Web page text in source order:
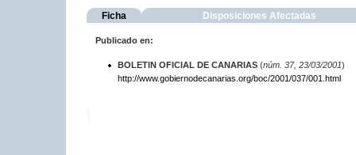
Ficha Disposiciones Afectadas
Publicado en:
BOLETIN OFICIAL DE CANARIAS(núm. 37, 23/03/2001)
http://www.gobiernodecanarias.org/boc/2001/037/001.html